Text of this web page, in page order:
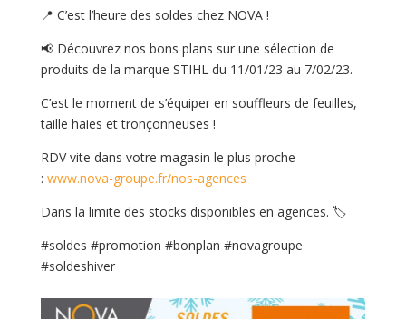
📍 C’est l’heure des soldes chez NOVA !
📢 Découvrez nos bons plans sur une sélection de
produits de la marque STIHL du 11/01/23 au 7/02/23.
C’est le moment de s’équiper en souffleurs de feuilles,
taille haies et tronçonneuses !
RDV vite dans votre magasin le plus proche
: www.nova-groupe.fr/nos-agences
Dans la limite des stocks disponibles en agences. 🏷
#soldes #promotion #bonplan #novagroupe
#soldeshiver